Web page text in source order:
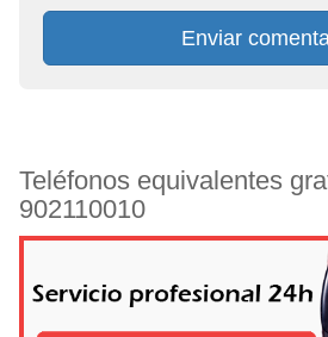
Enviar
Teléfonos equivalentes
902110010